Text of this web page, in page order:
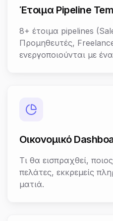
Έτοιμα Pipeline
8+ έτοιμα pipelines
Προμηθευτές,
ενεργοποιούνται με
Οικονομικό
Τι θα εισπραχθεί,
πελάτες, εκκρεμείς
ματιά.